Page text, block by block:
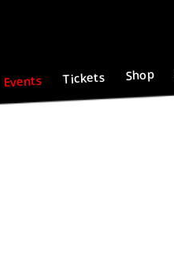
Events Tickets Shop